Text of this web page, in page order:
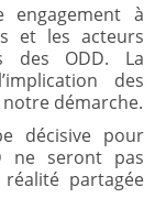
engagement à
et les acteurs
des ODD. La
des
démarche.
décisive pour
ne seront pas
partagée